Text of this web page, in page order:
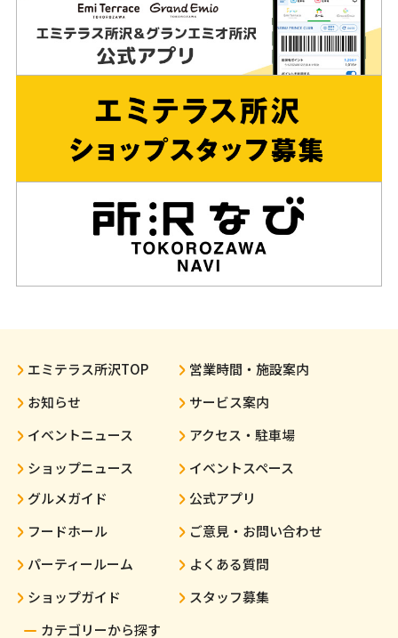
エミテラス所沢TOP
お知らせ
イベントニュース
ショップニュース
グルメガイド
フードホール
パーティールーム
ショップガイド
カテゴリーから探す
営業時間・施設案内
サービス案内
アクセス・駐車場
イベントスペース
公式アプリ
ご意見・お問い合わせ
よくある質問
スタッフ募集